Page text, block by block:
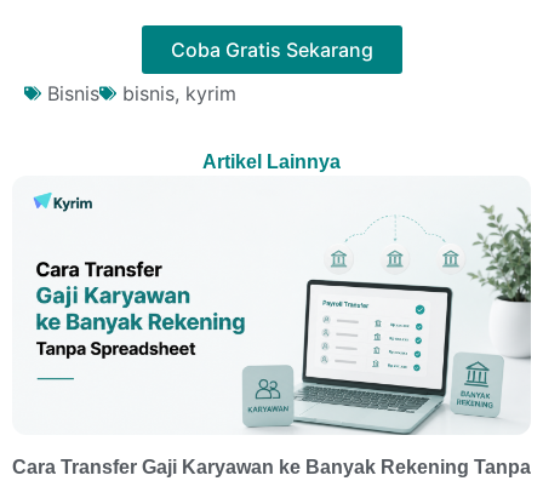
Coba Gratis Sekarang
Bisnis
bisnis, kyrim
Artikel Lainnya
Cara Transfer Gaji Karyawan ke Banyak Rekening Tanpa